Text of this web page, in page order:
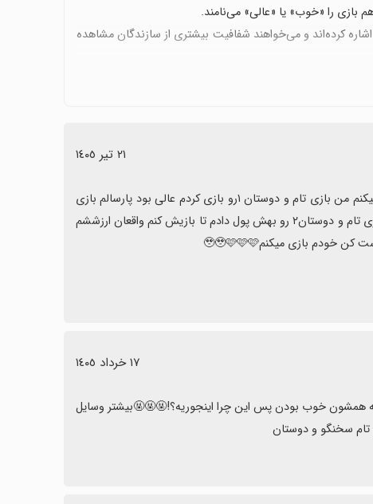
بازی را «خوب» یا «عالی» می‌نامند.
کرده‌اند و می‌خواهند شفافیت بیشتری از سازندگان مشاهده
قفل بودن بیشتر می‌تواند تجربه را تحت تأثیر قرار
باشند.
٢١ تیر ١٤٠٥
١٧ خرداد ١٤٠٥
سخنگو و دوستان